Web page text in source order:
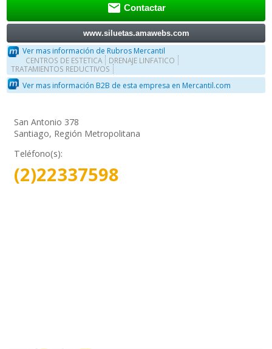
 Contactar
www.siluetas.amawebs.com
Ver mas información de Rubros Mercantil
CENTROS DE ESTETICA
DRENAJE LINFATICO
TRATAMIENTOS REDUCTIVOS
Ver mas información B2B de esta empresa en Mercantil.com
San Antonio 378
Santiago, Región Metropolitana
Teléfono(s):
(2)22337598